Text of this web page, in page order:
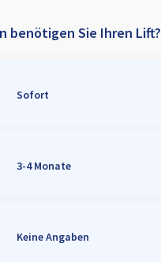
benötigen Sie Ihren Lift?
Sofort
3-4 Monate
Keine Angaben